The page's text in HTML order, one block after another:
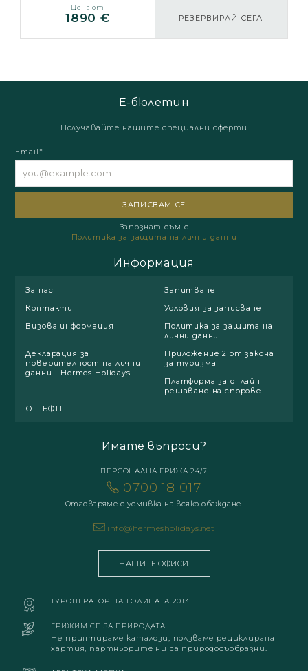
Цена от
1890 € РЕЗЕРВИРАЙ СЕГА
Е-бюлетин
Получавайте нашите специални оферти
Email*
Запознат съм с
Политика за защита на лични данни
Информация
За нас
Запитване
Контакти
Условия за записване
Визова информация
Политика за защита на
лични данни
Декларация за
поверителност на лични
данни - Hermes Holidays
Приложение 2 от закона
за туризма
Платформа за онлайн
решаване на спорове
ОП БФП
Имате въпроси?
ПЕРСОНАЛНА ГРИЖА 24/7
0700 18 017
Отговаряме с усмивка на всяко обаждане.
info@hermesholidays.net
НАШИТЕ ОФИСИ
ТУРОПЕРАТОР НА ГОДИНАТА 2013
ГРИЖИМ СЕ ЗА ПРИРОДАТА
Не принтираме каталози, ползваме рециклирана
хартия, партньорите ни са природосъобразни.